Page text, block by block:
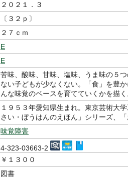
２０２１．３
〔３２ｐ〕
２７ｃｍ
E
E
苦味、酸味、甘味、塩味、うま味の５
ない子どもが少なくない。「食」を豊
んな味覚のベースを育てていくかを描
１９５３年愛知県生まれ。東京芸術大
さい・ぼうはんのえほん」シリーズ、
味覚障害
4-323-03663-2
￥１３００
図書